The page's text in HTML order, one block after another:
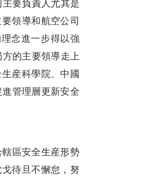
要負責人尤其是
領導和航空公司
念進一步得以強
方的主要領導走上
産科學院、中國
管理層更新安全
區安全生産形勢
待旦不懈怠，努